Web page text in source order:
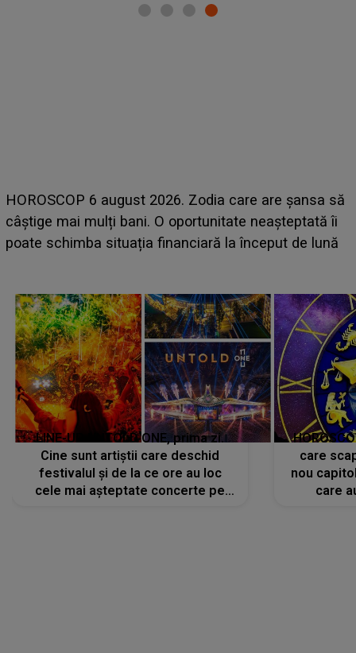
HOROSCOP 6 august 2026. Zodia care are șansa să
câștige mai mulți bani. O oportunitate neașteptată îi
poate schimba situația financiară la început de lună
LINE-UP UNTOLD ONE, prima zi.
Cine sunt artiștii care deschid
festivalul și de la ce ore au loc
cele mai așteptate concerte pe
care
nou
care